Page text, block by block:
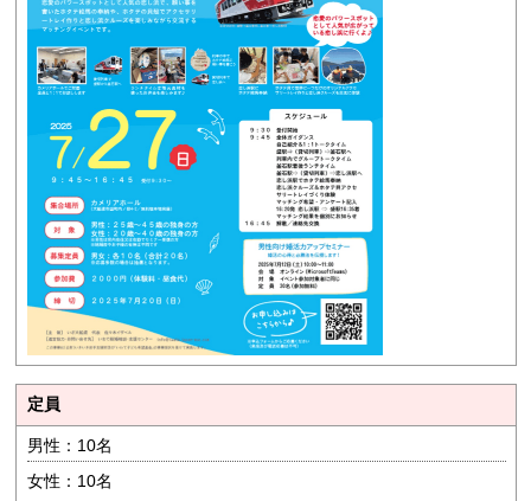
定員
男性：10名
女性：10名